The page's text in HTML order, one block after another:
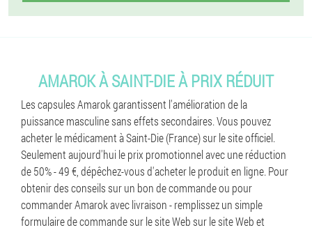
AMAROK À SAINT-DIE À PRIX RÉDUIT
Les capsules Amarok garantissent l'amélioration de la
puissance masculine sans effets secondaires. Vous pouvez
acheter le médicament à Saint-Die (France) sur le site officiel.
Seulement aujourd'hui le prix promotionnel avec une réduction
de 50% - 49 €, dépêchez-vous d'acheter le produit en ligne. Pour
obtenir des conseils sur un bon de commande ou pour
commander Amarok avec livraison - remplissez un simple
formulaire de commande sur le site Web sur le site Web et